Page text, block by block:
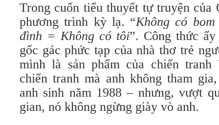
Trong cuốn tiểu thuyết tự truyện của
phương trình kỳ lạ. “Không có
đình = Không có tôi”. Công thức
gốc gác phức tạp của nhà thơ trẻ
mình là sản phẩm của chiến
chiến tranh mà anh không tham
anh sinh năm 1988 – nhưng, vượt
gian, nó không ngừng giày vò anh.